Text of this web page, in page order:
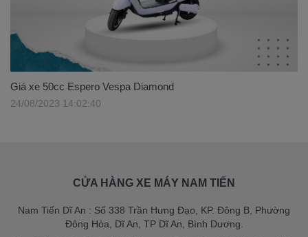
Giá xe 50cc Espero Vespa Diamond
24/08/2023 14:02:40
CỬA HÀNG XE MÁY NAM TIẾN
Nam Tiến Dĩ An : Số 338 Trần Hưng Đạo, KP. Đông B, Phường
Đông Hòa, Dĩ An, TP Dĩ An, Bình Dương.